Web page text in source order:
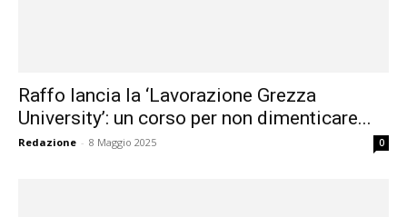
Raffo lancia la ‘Lavorazione Grezza
University’: un corso per non dimenticare...
Redazione - 8 Maggio 2025 0